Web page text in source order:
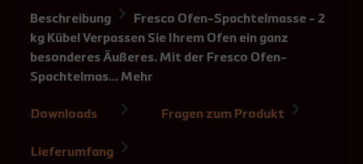
Beschreibung
Fresco Ofen-Spachtelmasse - 2
kg Kübel Verpassen Sie Ihrem Ofen ein ganz
besonderes Äußeres. Mit der Fresco Ofen-
Spachtelmas… Mehr
Downloads Fragen zum Produkt
Lieferumfang